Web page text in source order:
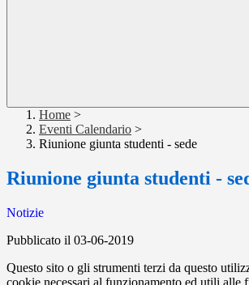
Home >
Eventi Calendario >
Riunione giunta studenti - sede
Riunione giunta studenti -
Notizie
Pubblicato il 03-06-2019
Questo sito o gli strumenti terzi da questo